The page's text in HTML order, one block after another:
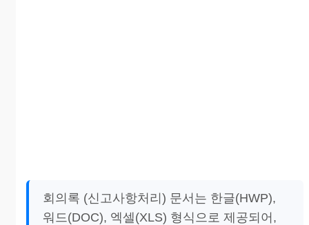
회의록 (신고사항처리) 문서는 한글(HWP),
워드(DOC), 엑셀(XLS) 형식으로 제공되어,